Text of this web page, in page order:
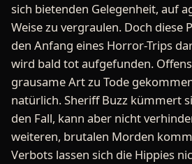
sich bietenden Gelegenheit, auf
Weise zu vergraulen. Doch diese
den Anfang eines Horror-Trips
wird bald tot aufgefunden.
grausame Art zu Tode
natürlich. Sheriff Buzz kümmert
den Fall, kann aber nicht
weiteren, brutalen Morden
Verbots lassen sich die Hippies